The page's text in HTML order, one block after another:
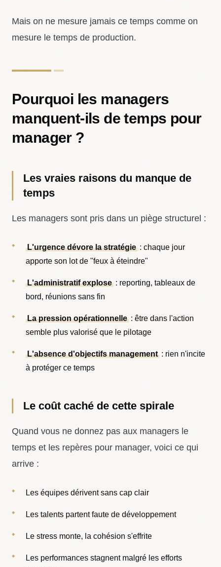
Mais on ne mesure jamais ce temps comme on
mesure le temps de production.
Pourquoi les managers
manquent-ils de temps pour
manager ?
Les vraies raisons du manque de
temps
Les managers sont pris dans un piège structurel :
L'urgence dévore la stratégie : chaque jour
apporte son lot de "feux à éteindre"
L'administratif explose : reporting, tableaux de
bord, réunions sans fin
La pression opérationnelle : être dans l'action
semble plus valorisé que le pilotage
L'absence d'objectifs management : rien n'incite
à protéger ce temps
Le coût caché de cette spirale
Quand vous ne donnez pas aux managers le
temps et les repères pour manager, voici ce qui
arrive :
Les équipes dérivent sans cap clair
Les talents partent faute de développement
Le stress monte, la cohésion s'effrite
Les performances stagnent malgré les efforts